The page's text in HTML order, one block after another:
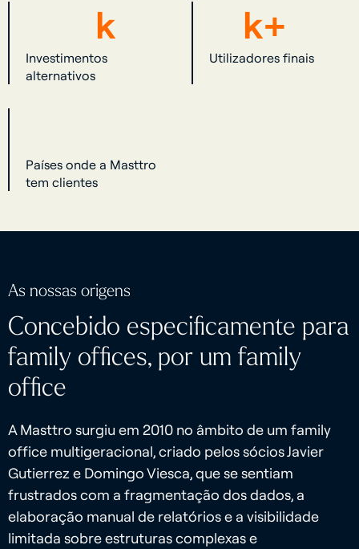
k
Investimentos
alternativos
k+
Utilizadores finais
Países onde a Masttro
tem clientes
As nossas origens
Concebido especificamente para
family offices, por um family
office
A Masttro surgiu em 2010 no âmbito de um family
office multigeracional, criado pelos sócios Javier
Gutierrez e Domingo Viesca, que se sentiam
frustrados com a fragmentação dos dados, a
elaboração manual de relatórios e a visibilidade
limitada sobre estruturas complexas e